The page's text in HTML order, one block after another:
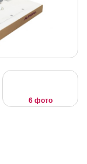
6 фото